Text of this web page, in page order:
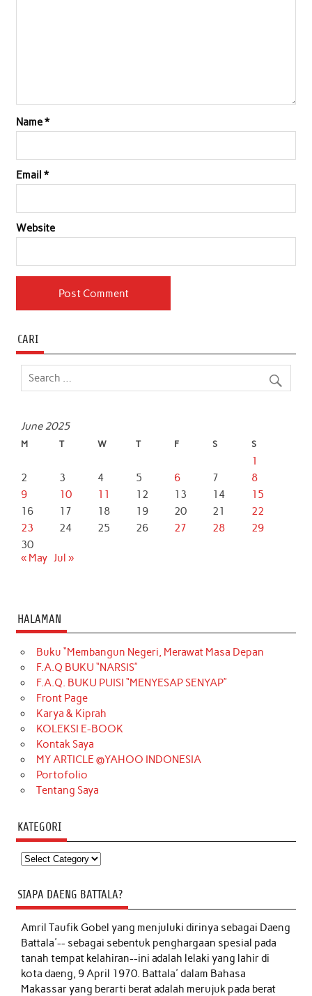
Name*
Email *
Website
CARI
June 2025
M T W T F S S
1
2
3 4 5 6 7
8
9
10 11 12 13 14
15
16
17 18 19 20 21
22
23
24 25 26 27 28
29
30
« May Jul »
HALAMAN
Buku “Membangun Negeri, Merawat Masa Depan
F.A.Q BUKU “NARSIS”
F.A.Q. BUKU PUISI “MENYESAP SENYAP”
Front Page
Karya & Kiprah
KOLEKSI E-BOOK
Kontak Saya
MY ARTICLE @YAHOO INDONESIA
Portofolio
Tentang Saya
KATEGORI
Kategori
SIAPA DAENG BATTALA?
Amril Taufik Gobelyang menjuluki dirinya sebagai Daeng
Battala'-- sebagai sebentuk penghargaan spesial pada
tanah tempat kelahiran--ini adalah lelaki yang lahir di
kota daeng, 9 April 1970. Battala' dalam Bahasa
Makassar yang berarti berat adalah merujuk pada berat